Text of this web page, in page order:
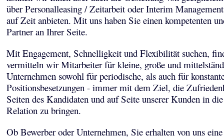
über Personalleasing / Zeitarbeit oder Interim
auf Zeit anbieten. Mit uns haben Sie einen kompetenten
Partner an Ihrer Seite.
Mit Engagement, Schnelligkeit und Flexibilität suchen,
vermitteln wir Mitarbeiter für kleine, große und
Unternehmen sowohl für periodische, als auch für
Positionsbesetzungen - immer mit dem Ziel, die
Seiten des Kandidaten und auf Seite unserer Kunden in
Relation zu bringen.
Ob Bewerber oder Unternehmen, Sie erhalten von uns